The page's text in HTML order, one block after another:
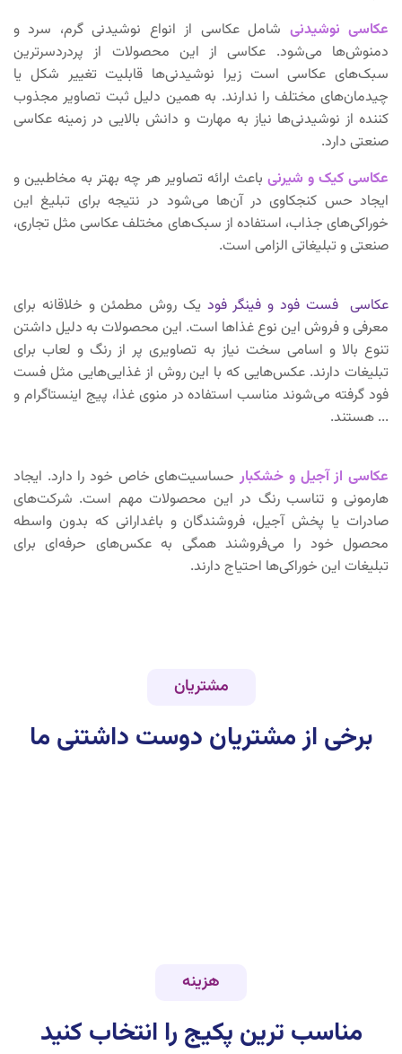
عکاسی نوشیدنی شامل عکاسی از انواع نوشیدنی گرم، سرد و
دمنوش‌ها می‌شود. عکاسی از این محصولات از پردردسرترین
سبک‌های عکاسی است زیرا نوشیدنی‌ها قابلیت تغییر شکل یا
چیدمان‌های مختلف را ندارند. به همین دلیل ثبت تصاویر مجذوب
کننده از نوشیدنی‌ها نیاز به مهارت و دانش بالایی در زمینه عکاسی
صنعتی دارد.
عکاسی کیک و شیرنی باعث ارائه تصاویر هر چه بهتر به مخاطبین و
ایجاد حس کنجکاوی در آن‌ها می‌شود در نتیجه برای تبلیغ این
خوراکی‌های جذاب، استفاده از سبک‌های مختلف عکاسی مثل تجاری،
صنعتی و تبلیغاتی الزامی است.
عکاسی فست فود و فینگر فود یک روش مطمئن و خلاقانه برای
معرفی و فروش این نوع غذاها است. این محصولات به دلیل داشتن
تنوع بالا و اسامی سخت نیاز به تصاویری پر از رنگ و لعاب برای
تبلیغات دارند. عکس‌هایی که با این روش از غذایی‌هایی مثل فست
فود گرفته می‌شوند مناسب استفاده در منوی غذا، پیج اینستاگرام و
... هستند.
عکاسی از آجیل و خشکبارحساسیت‌های خاص خود را دارد. ایجاد
هارمونی و تناسب رنگ در این محصولات مهم است. شرکت‌های
صادرات یا پخش آجیل، فروشندگان و باغدارانی که بدون واسطه
محصول خود را می‌فروشند همگی به عکس‌های حرفه‌ای برای
تبلیغات این خوراکی‌ها احتیاج دارند.
مشتریان
برخی از مشتریان دوست داشتنی ما
هزینه
مناسب ترین پکیج را انتخاب کنید